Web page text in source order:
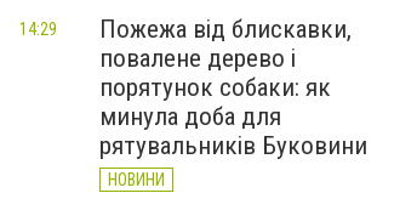
Пожежа від блискавки,
повалене дерево і
порятунок собаки: як
минула доба для
рятувальників Буковини
НОВИНИ
14:29